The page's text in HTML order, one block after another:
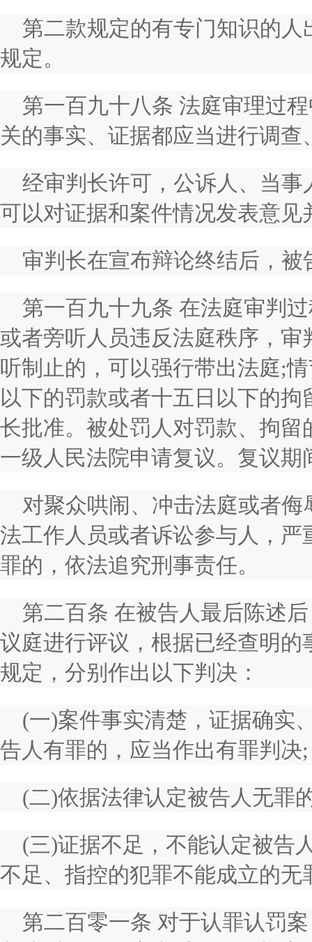
第二款规定的有专门知识的
规定。
第一百九十八条 法庭审理过
关的事实、证据都应当进行调查
经审判长许可，公诉人、当
可以对证据和案件情况发表意见
审判长在宣布辩论终结后，
第一百九十九条 在法庭审判
或者旁听人员违反法庭秩序，
听制止的，可以强行带出法庭;
以下的罚款或者十五日以下的
长批准。被处罚人对罚款、拘
一级人民法院申请复议。复议期
对聚众哄闹、冲击法庭或者
法工作人员或者诉讼参与人，
罪的，依法追究刑事责任。
第二百条 在被告人最后陈述
议庭进行评议，根据已经查明
规定，分别作出以下判决：
(一)案件事实清楚，证据确实
告人有罪的，应当作出有罪判决;
(二)依据法律认定被告人无罪
(三)证据不足，不能认定被告
不足、指控的犯罪不能成立的无
第二百零一条 对于认罪认罚